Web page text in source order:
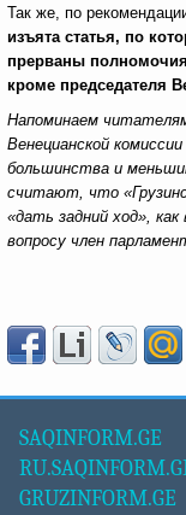
Так же, по
изъята статья, по
прерваны
кроме председателя
Напоминаем
Венецианской
большинства и
считают, что
«дать задний ход»,
вопросу член
SAQINFORM.GE
GRUZINFORM.GE